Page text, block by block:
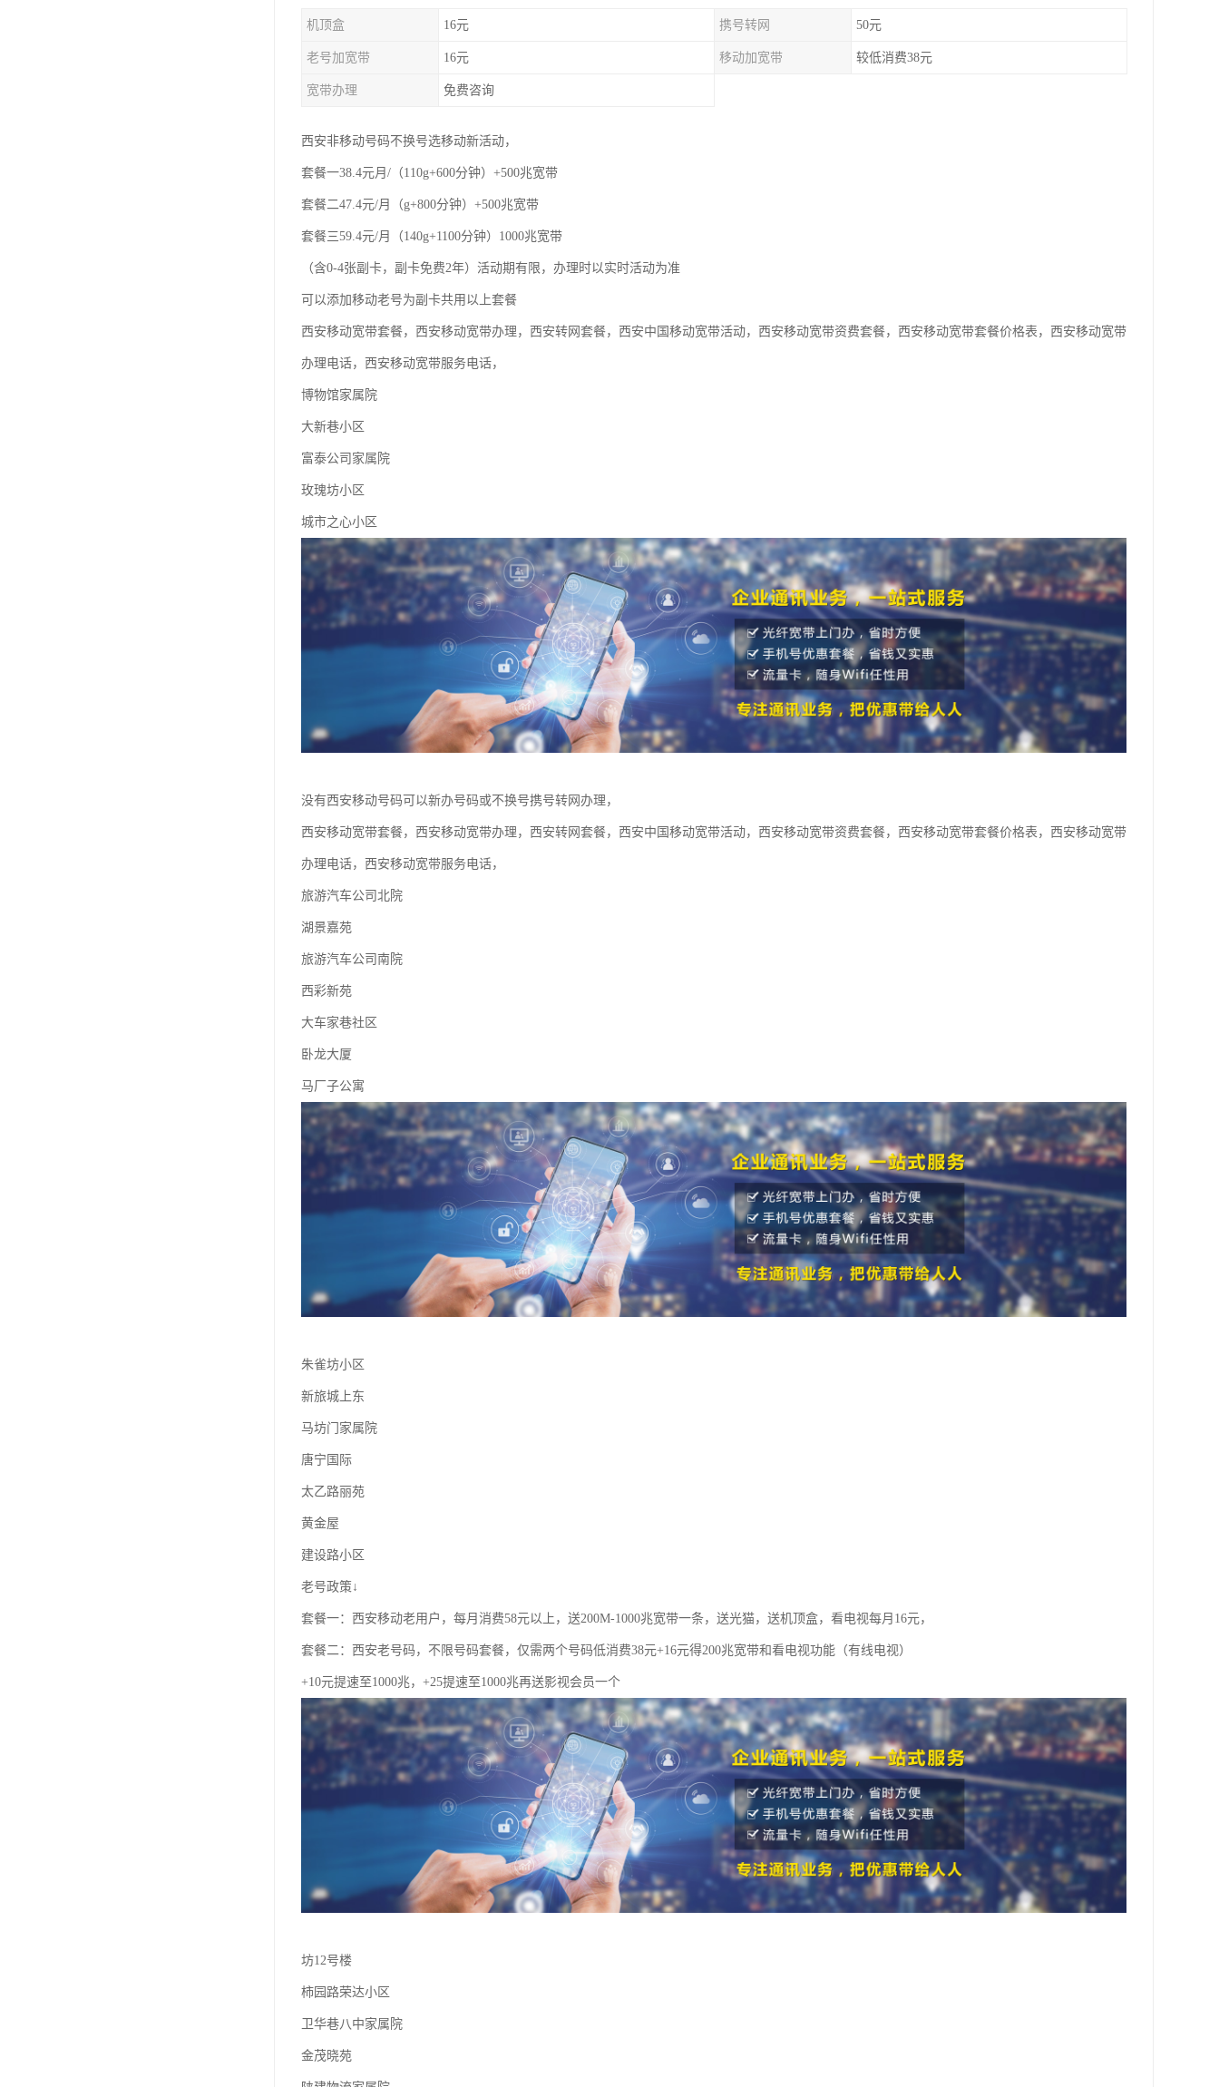
机顶盒 16元 携号转网 50元
老号加宽带 16元 移动加宽带 较低消费38元
宽带办理 免费咨询
西安非移动号码不换号选移动新活动，
套餐一38.4元月/（110g+600分钟）+500兆宽带
套餐二47.4元/月（g+800分钟）+500兆宽带
套餐三59.4元/月（140g+1100分钟）1000兆宽带
（含0-4张副卡，副卡免费2年）活动期有限，办理时以实时活动为准
可以添加移动老号为副卡共用以上套餐
西安移动宽带套餐，西安移动宽带办理，西安转网套餐，西安中国移动宽带活动，西安移动宽带资费套餐，西安移动宽带套餐价格表，西安移动宽带
办理电话，西安移动宽带服务电话，
博物馆家属院
大新巷小区
富泰公司家属院
玫瑰坊小区
城市之心小区
没有西安移动号码可以新办号码或不换号携号转网办理，
西安移动宽带套餐，西安移动宽带办理，西安转网套餐，西安中国移动宽带活动，西安移动宽带资费套餐，西安移动宽带套餐价格表，西安移动宽带
办理电话，西安移动宽带服务电话，
旅游汽车公司北院
湖景嘉苑
旅游汽车公司南院
西彩新苑
大车家巷社区
卧龙大厦
马厂子公寓
朱雀坊小区
新旅城上东
马坊门家属院
唐宁国际
太乙路丽苑
黄金屋
建设路小区
老号政策↓
套餐一：西安移动老用户，每月消费58元以上，送200M-1000兆宽带一条，送光猫，送机顶盒，看电视每月16元，
套餐二：西安老号码，不限号码套餐，仅需两个号码低消费38元+16元得200兆宽带和看电视功能（有线电视）
+10元提速至1000兆，+25提速至1000兆再送影视会员一个
坊12号楼
柿园路荣达小区
卫华巷八中家属院
金茂晓苑